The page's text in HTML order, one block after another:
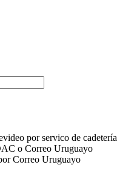
por servico de cadetería
o Correo Uruguayo
Correo Uruguayo